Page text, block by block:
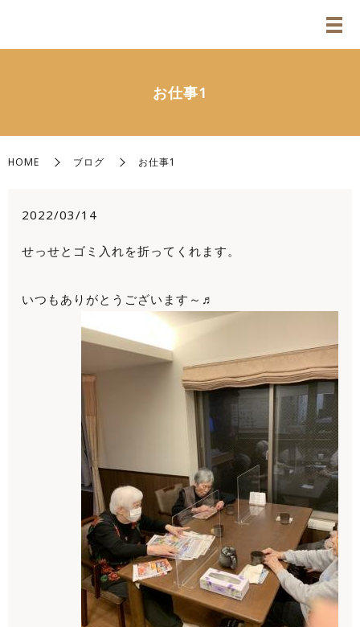
お仕事1
HOME ブログ お仕事1
2022/03/14
せっせとゴミ入れを折ってくれます。
いつもありがとうございます～♬